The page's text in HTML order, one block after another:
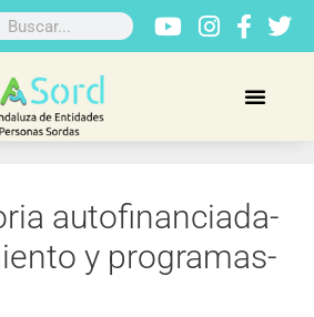
autofinanciada-
y programas-